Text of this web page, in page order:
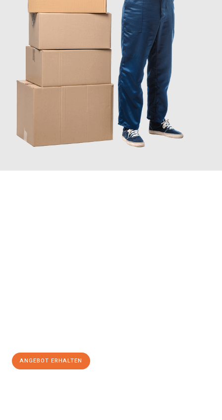
ANGEBOT ERHALTEN